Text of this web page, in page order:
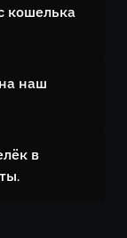
кошелька
наш
в